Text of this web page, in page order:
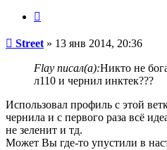
Непрочитанное
Street » 13 янв 2014, 20:36
Flay писал(а):Никто не
л110 и чернил инктек???
Использовал профиль с этой
чернила и с первого раза всё
не зеленит и тд.
Может Вы где-то упустили в